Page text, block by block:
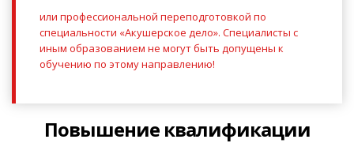
или профессиональной переподготовкой по
специальности «Акушерское дело». Специалисты с
иным образованием не могут быть допущены к
обучению по этому направлению!
Повышение квалификации